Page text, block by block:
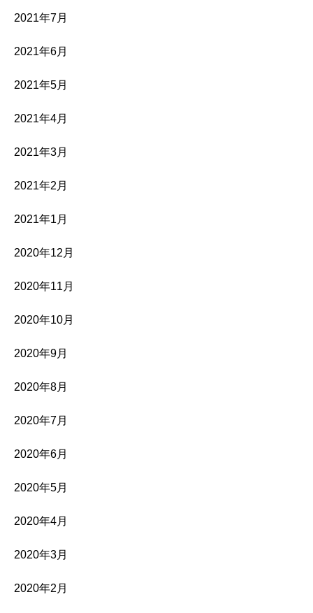
2021年7月
2021年6月
2021年5月
2021年4月
2021年3月
2021年2月
2021年1月
2020年12月
2020年11月
2020年10月
2020年9月
2020年8月
2020年7月
2020年6月
2020年5月
2020年4月
2020年3月
2020年2月